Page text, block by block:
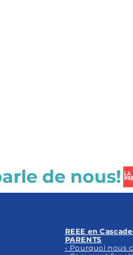
REEE en
PARENTS
• Pourquoi nous